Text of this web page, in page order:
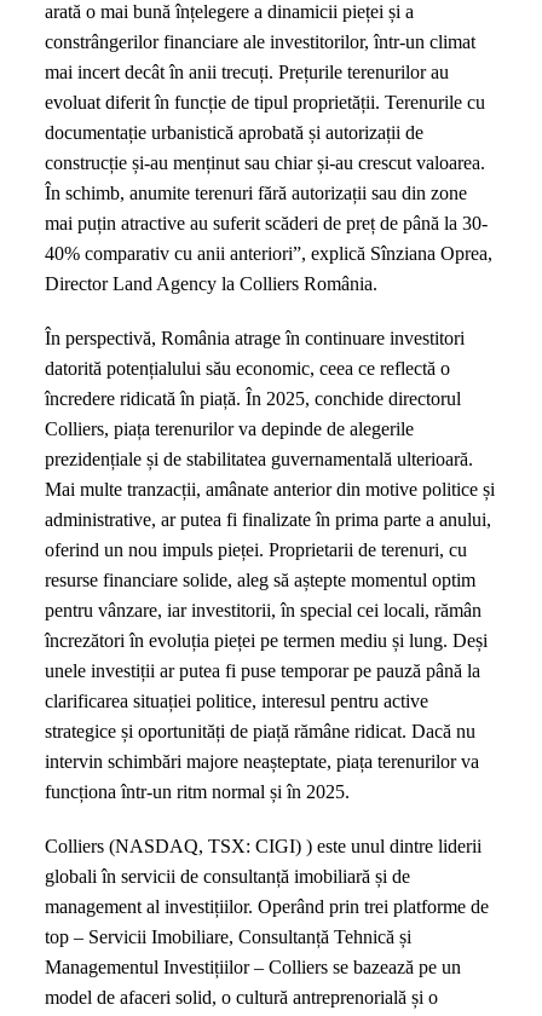
arată o mai bună înțelegere a dinamicii pieței și a
constrângerilor financiare ale investitorilor, într-un climat
mai incert decât în anii trecuți. Prețurile terenurilor au
evoluat diferit în funcție de tipul proprietății. Terenurile cu
documentație urbanistică aprobată și autorizații de
construcție și-au menținut sau chiar și-au crescut valoarea.
În schimb, anumite terenuri fără autorizații sau din zone
mai puțin atractive au suferit scăderi de preț de până la 30-
40% comparativ cu anii anteriori”, explică Sînziana Oprea,
Director Land Agency la Colliers România.
În perspectivă, România atrage în continuare investitori
datorită potențialului său economic, ceea ce reflectă o
încredere ridicată în piață. În 2025, conchide directorul
Colliers, piața terenurilor va depinde de alegerile
prezidențiale și de stabilitatea guvernamentală ulterioară.
Mai multe tranzacții, amânate anterior din motive politice și
administrative, ar putea fi finalizate în prima parte a anului,
oferind un nou impuls pieței. Proprietarii de terenuri, cu
resurse financiare solide, aleg să aștepte momentul optim
pentru vânzare, iar investitorii, în special cei locali, rămân
încrezători în evoluția pieței pe termen mediu și lung. Deși
unele investiții ar putea fi puse temporar pe pauză până la
clarificarea situației politice, interesul pentru active
strategice și oportunități de piață rămâne ridicat. Dacă nu
intervin schimbări majore neașteptate, piața terenurilor va
funcționa într-un ritm normal și în 2025.
Colliers (NASDAQ, TSX: CIGI) ) este unul dintre liderii
globali în servicii de consultanță imobiliară și de
management al investițiilor. Operând prin trei platforme de
top – Servicii Imobiliare, Consultanță Tehnică și
Managementul Investițiilor – Colliers se bazează pe un
model de afaceri solid, o cultură antreprenorială și o